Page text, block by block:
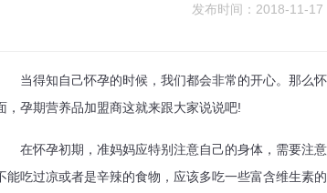
发布时间：2018-11-17
当得知自己怀孕的时候，我们都会非常的开心。那么怀
，孕期营养品加盟商这就来跟大家说说吧!
在怀孕初期，准妈妈应特别注意自己的身体，需要注意
能吃过凉或者是辛辣的食物，应该多吃一些富含维生素